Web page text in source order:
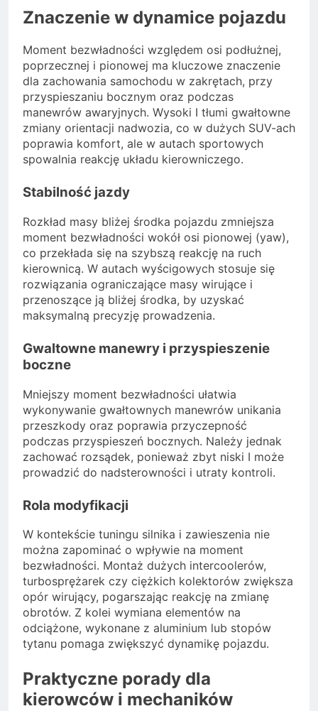
Znaczenie w dynamice pojazdu
Moment bezwładności względem osi podłużnej,
poprzecznej i pionowej ma kluczowe znaczenie
dla zachowania samochodu w zakrętach, przy
przyspieszaniu bocznym oraz podczas
manewrów awaryjnych. Wysoki I tłumi gwałtowne
zmiany orientacji nadwozia, co w dużych SUV-ach
poprawia komfort, ale w autach sportowych
spowalnia reakcję układu kierowniczego.
Stabilność jazdy
Rozkład masy bliżej środka pojazdu zmniejsza
moment bezwładności wokół osi pionowej (yaw),
co przekłada się na szybszą reakcję na ruch
kierownicą. W autach wyścigowych stosuje się
rozwiązania ograniczające masy wirujące i
przenoszące ją bliżej środka, by uzyskać
maksymalną precyzję prowadzenia.
Gwaltowne manewry i przyspieszenie
boczne
Mniejszy moment bezwładności ułatwia
wykonywanie gwałtownych manewrów unikania
przeszkody oraz poprawia przyczepność
podczas przyspieszeń bocznych. Należy jednak
zachować rozsądek, ponieważ zbyt niski I może
prowadzić do nadsterowności i utraty kontroli.
Rola modyfikacji
W kontekście tuningu silnika i zawieszenia nie
można zapominać o wpływie na moment
bezwładności. Montaż dużych intercoolerów,
turbosprężarek czy ciężkich kolektorów zwiększa
opór wirujący, pogarszając reakcję na zmianę
obrotów. Z kolei wymiana elementów na
odciążone, wykonane z aluminium lub stopów
tytanu pomaga zwiększyć dynamikę pojazdu.
Praktyczne porady dla
kierowców i mechaników